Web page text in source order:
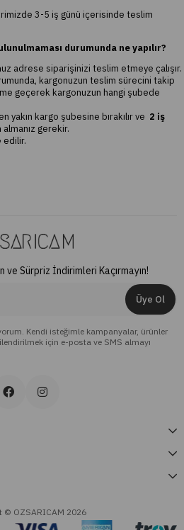
3-5 iş günü içerisinde teslim
durumunda ne yapılır?
adrese siparişinizi teslim etmeye çalışır.
kargonuzun teslim sürecini takip
geçerek kargonuzun hangi şubede
kargo şubesine bırakılır ve 2 iş
gerekir.
edilir.
ve Sürpriz İndirimleri Kaçırmayın!
Üye Ol
Kendi isteğimle kampanyalar, ürünler
için e-posta ve SMS almayı
© OZSARICAM 2026